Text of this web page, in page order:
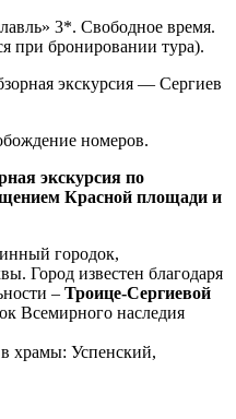
3*. Свободное время.
при бронировании тура).
экскурсия — Сергиев
номеров.
экскурсия по
Красной площади и
городок,
Город известен благодаря
– Троице-Сергиевой
Всемирного наследия
в храмы: Успенский,